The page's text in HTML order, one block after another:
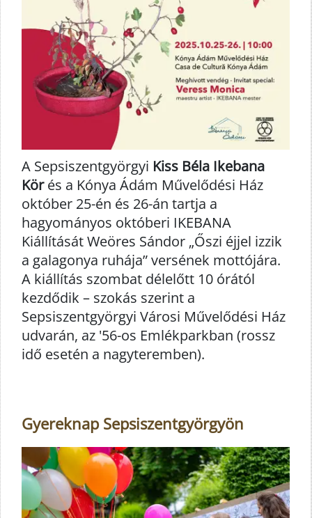
A Sepsiszentgyörgyi Kiss Béla Ikebana
Körés a Kónya Ádám Művelődési Ház
október 25-én és 26-án tartja a
hagyományos októberi IKEBANA
Kiállítását Weöres Sándor „Őszi éjjel izzik
a galagonya ruhája” versének mottójára.
A kiállítás szombat délelőtt 10 órától
kezdődik – szokás szerint a
Sepsiszentgyörgyi Városi Művelődési Ház
udvarán, az '56-os Emlékparkban (rossz
idő esetén a nagyteremben).
Gyereknap Sepsiszentgyörgyön